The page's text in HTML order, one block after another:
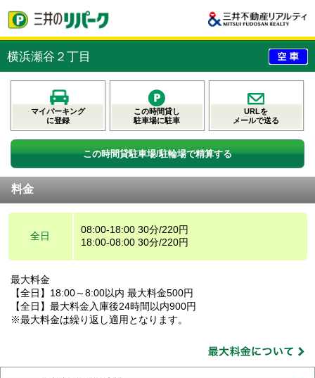
横浜瀬谷２丁目
マイパーキング
に登録
この時間貸し
駐車場に駐車
URLを
メールで送る
この時間貸駐車場/駐輪場で精算する
料金
全日
08:00-18:00 30分/220円
18:00-08:00 30分/220円
最大料金
【全日】18:00～8:00以内 最大料金500円
【全日】最大料金入庫後24時間以内900円
※最大料金は繰り返し適用となります。